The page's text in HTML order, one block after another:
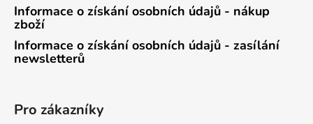
Informace o získání osobních údajů - nákup
zboží
Informace o získání osobních údajů - zasílání
newsletterů
Pro zákazníky